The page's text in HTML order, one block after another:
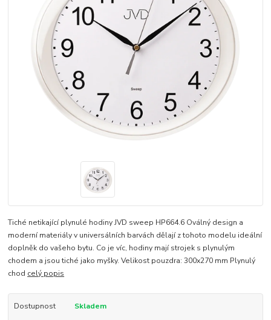
Tiché netikající plynulé hodiny JVD sweep HP664.6 Oválný design a
moderní materiály v universálních barvách dělají z tohoto modelu ideální
doplněk do vašeho bytu. Co je víc, hodiny mají strojek s plynulým
chodem a jsou tiché jako myšky. Velikost pouzdra: 300x270 mm Plynulý
chod celý popis
Dostupnost Skladem